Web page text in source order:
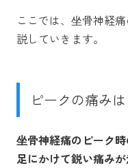
ここでは、坐骨神経
説していきます。
ピークの痛み
坐骨神経痛のピーク
足にかけて鋭い痛みが